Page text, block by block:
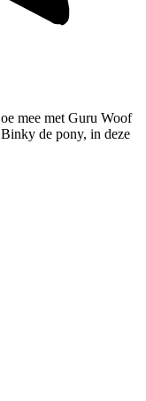
mee met Guru Woof
de pony, in deze